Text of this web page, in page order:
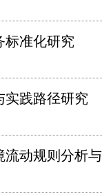
准化研究
践路径研究
动规则分析